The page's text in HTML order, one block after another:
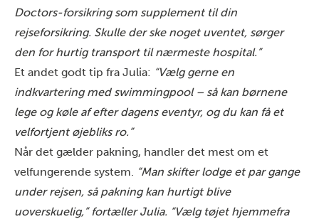
Doctors-forsikringsom supplement til din
rejseforsikring. Skulle der ske noget uventet, sørger
den for hurtig transport til nærmeste hospital.”
Et andet godt tip fra Julia: “Vælg gerne en
indkvartering med swimmingpool – så kan børnene
lege og køle af efter dagens eventyr, og du kan få et
velfortjent øjebliks ro.”
Når det gælder pakning, handler det mest om et
velfungerende system. “Man skifter lodge et par gange
under rejsen, så pakning kan hurtigt blive
uoverskuelig,” fortæller Julia. “Vælg tøjet hjemmefra